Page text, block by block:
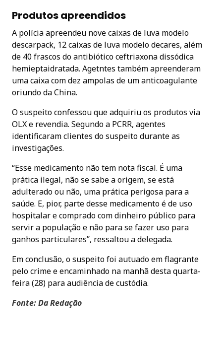
Produtos apreendidos
A polícia apreendeu nove caixas de luva modelo
descarpack, 12 caixas de luva modelo decares, além
de 40 frascos do antibiótico ceftriaxona dissódica
hemieptaidratada. Agetntes também apreenderam
uma caixa com dez ampolas de um anticoagulante
oriundo da China.
O suspeito confessou que adquiriu os produtos via
OLX e revendia. Segundo a PCRR, agentes
identificaram clientes do suspeito durante as
investigações.
“Esse medicamento não tem nota fiscal. É uma
prática ilegal, não se sabe a origem, se está
adulterado ou não, uma prática perigosa para a
saúde. E, pior, parte desse medicamento é de uso
hospitalar e comprado com dinheiro público para
servir a população e não para se fazer uso para
ganhos particulares”, ressaltou a delegada.
Em conclusão, o suspeito foi autuado em flagrante
pelo crime e encaminhado na manhã desta quarta-
feira (28) para audiência de custódia.
Fonte: Da Redação